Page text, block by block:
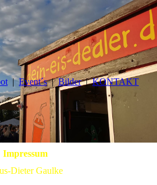
Event´s Bilder KONTAKT
Impressum
Dieter Gaulke